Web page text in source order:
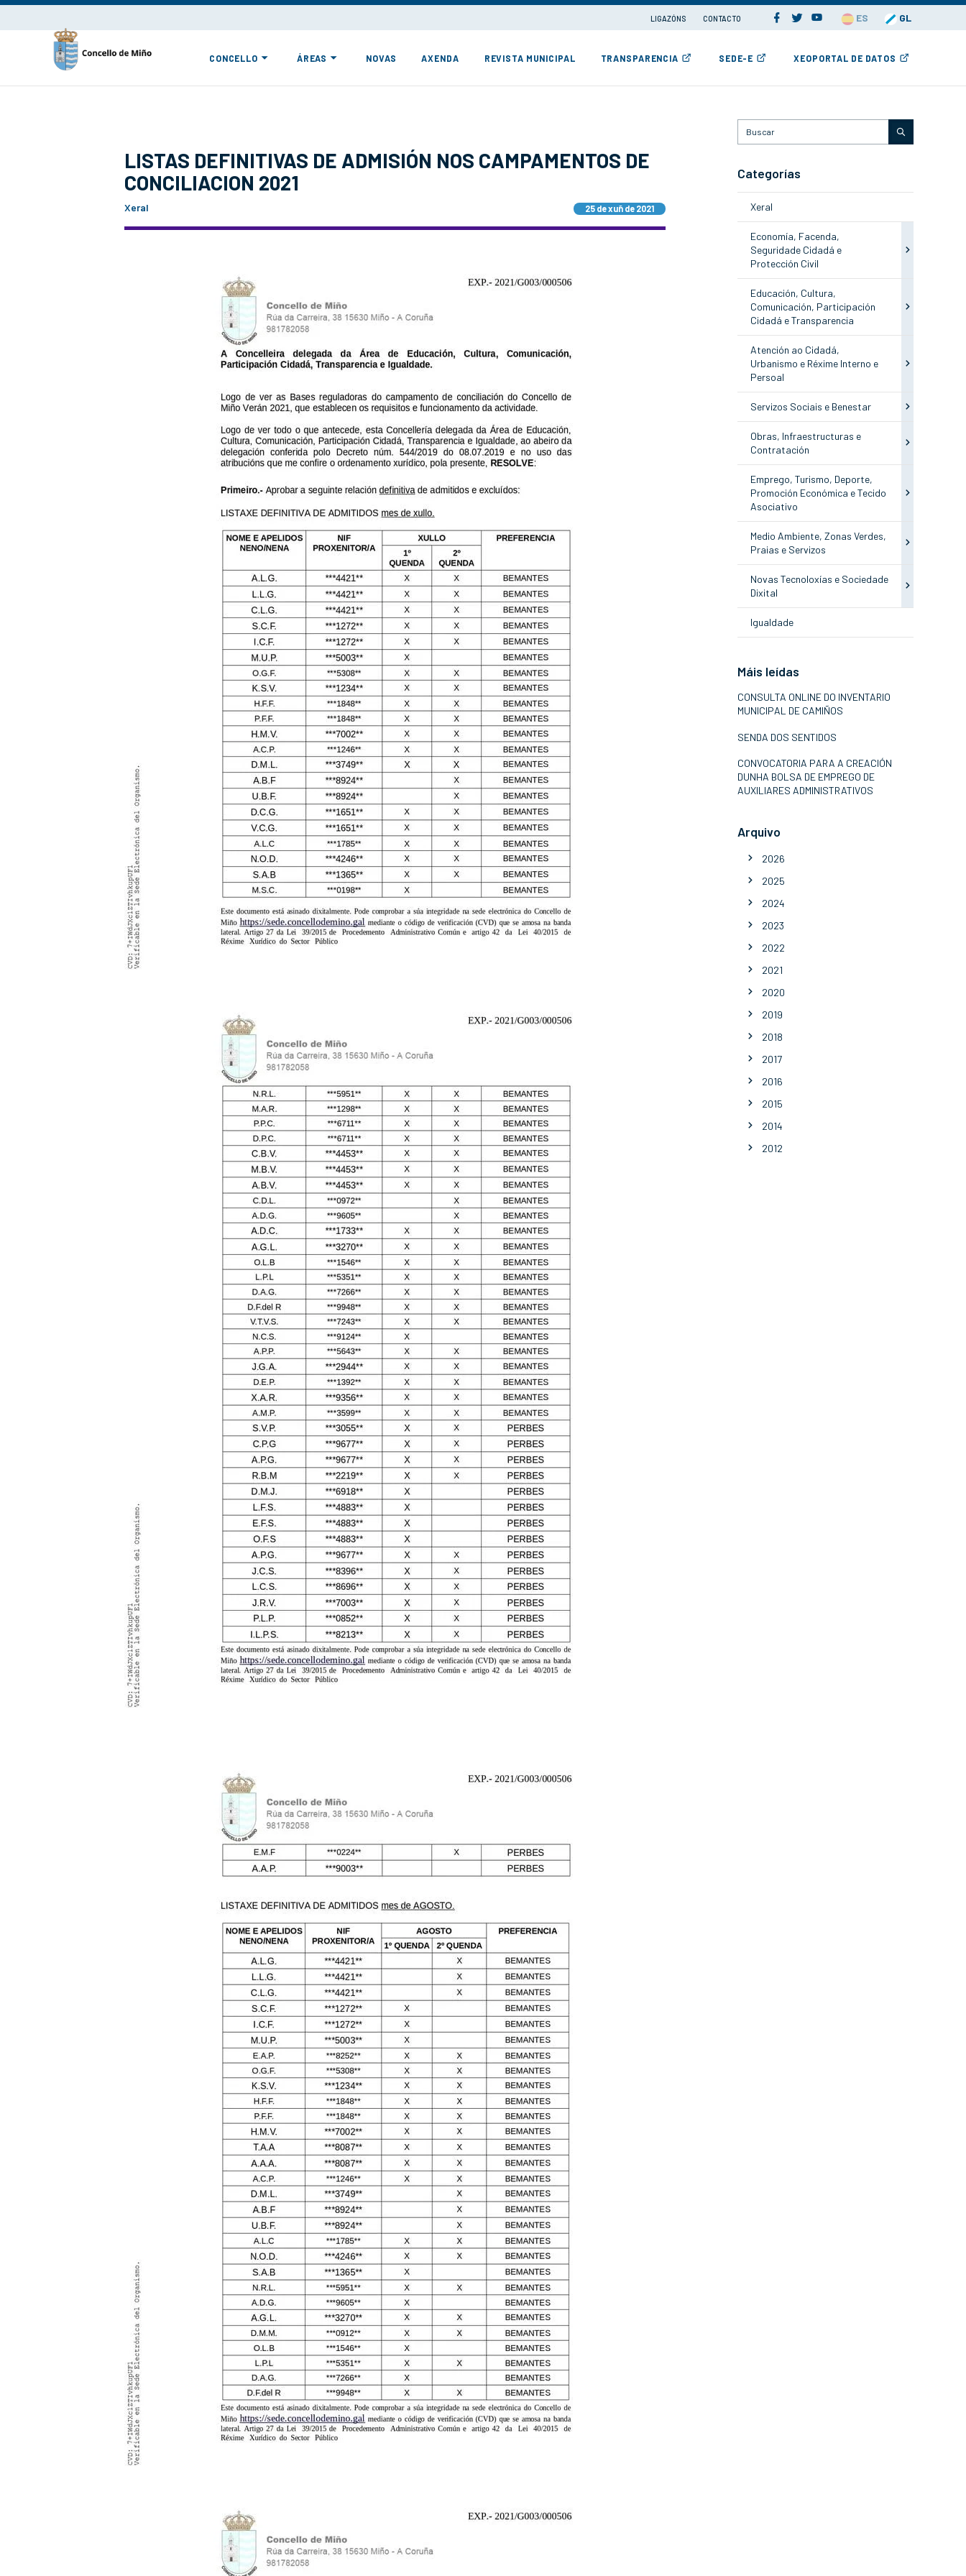
LIGAZÓNS CONTACTO ES GL
CONCELLO ÁREAS NOVAS AXENDA REVISTA MUNICIPAL TRANSPARENCIA SEDE-E XEOPORTAL DE DATOS
LISTAS DEFINITIVAS DE ADMISIÓN NOS CAMPAMENTOS DE
CONCILIACION 2021
Xeral 25 de xuñ de 2021
Categorías
Xeral
Economía, Facenda,
Seguridade Cidadá e
Protección Civil
Educación, Cultura,
Comunicación, Participación
Cidadá e Transparencia
Atención ao Cidadá,
Urbanismo e Réxime Interno e
Persoal
Servizos Sociais e Benestar
Obras, Infraestructuras e
Contratación
Emprego, Turismo, Deporte,
Promoción Económica e Tecido
Asociativo
Medio Ambiente, Zonas Verdes,
Praias e Servizos
Novas Tecnoloxías e Sociedade
Dixital
Igualdade
Máis leídas
CONSULTA ONLINE DO INVENTARIO
MUNICIPAL DE CAMIÑOS
SENDA DOS SENTIDOS
CONVOCATORIA PARA A CREACIÓN
DUNHA BOLSA DE EMPREGO DE
AUXILIARES ADMINISTRATIVOS
Arquivo
2026
2025
2024
2023
2022
2021
2020
2019
2018
2017
2016
2015
2014
2012